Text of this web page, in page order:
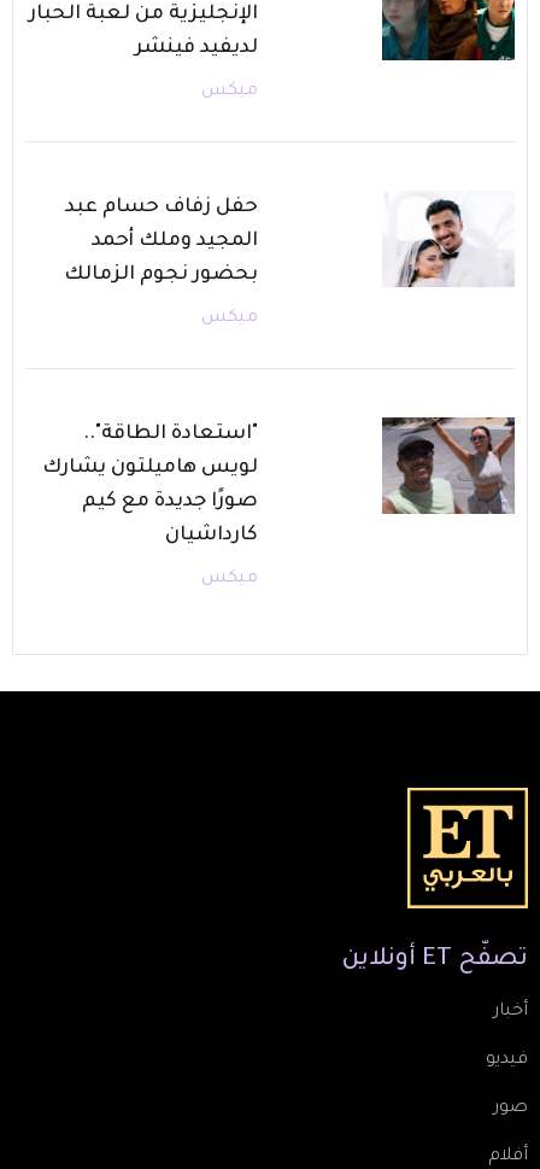
الإنجليزية من لعبة الحبار
لديفيد فينشر
ميكس
حفل زفاف حسام عبد
المجيد وملك أحمد
بحضور نجوم الزمالك
ميكس
"استعادة الطاقة"..
لويس هاميلتون يشارك
صورًا جديدة مع كيم
كارداشيان
ميكس
تصفّح ET أونلاين
أخبار
فيديو
صور
أفلام